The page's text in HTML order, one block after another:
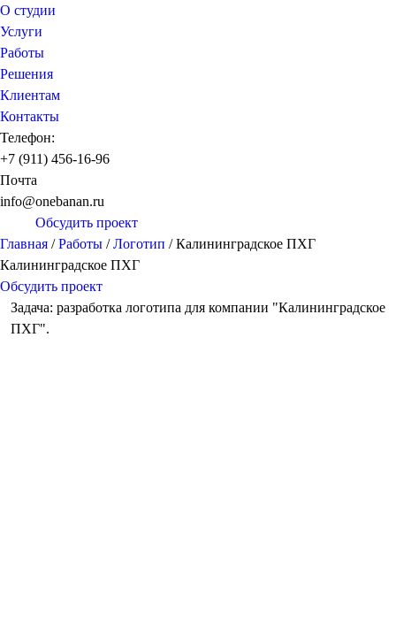
О студии
Услуги
Работы
Решения
Клиентам
Контакты
Телефон:
+7 (911) 456-16-96
Почта
info@onebanan.ru
Обсудить проект
Главная /Работы /Логотип /Калининградское ПХГ
Калининградское ПХГ
Обсудить проект
Задача: разработка логотипа для компании "Калининградское
ПХГ".